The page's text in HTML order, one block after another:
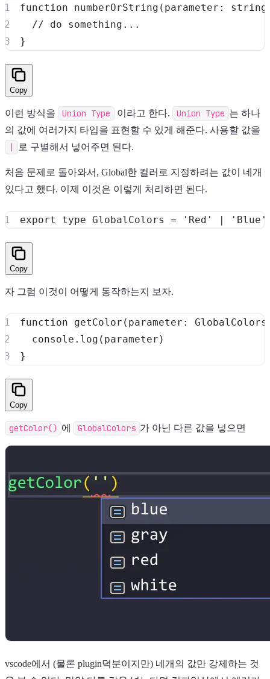
function numberOrString ( parameter :
string
// do something...
}
Copy
이런 방식을 Union Type 이라고 한다. Union Type 는 하나
의 값에 여러가지 타입을 표현할 수 있게 해준다. 사용할 값을
| 로 구별해서 넣어주면 된다.
처음 문제로 돌아와서, Global한 컬러로 지정하려는 값이 네개
있다고 했다. 이제 이것은 이렇게 처리하면 된다.
export type GlobalColors = 'Red' | 'Blue'
Copy
자 그럼 이것이 어떻게 동작하는지 보자.
function getColor ( parameter : GlobalColors
console . log ( parameter )
}
Copy
getColor() 에 GlobalColors 가 아닌 다른 값을 넣으면
vscode에서 (물론 plugin덕분이지만) 네개의 값만 강제하는 것